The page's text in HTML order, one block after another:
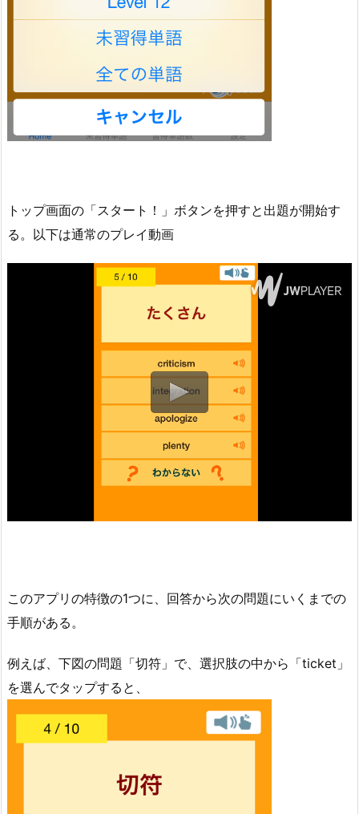
トップ画面の「スタート！」ボタンを押すと出題が開始す
る。以下は通常のプレイ動画
このアプリの特徴の1つに、回答から次の問題にいくまでの
手順がある。
例えば、下図の問題「切符」で、選択肢の中から「ticket」
を選んでタップすると、